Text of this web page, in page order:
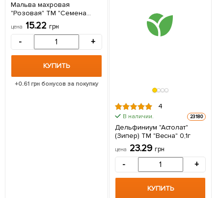
Мальва махровая
"Розовая" ТМ "Семена
Украины" 0.1г
цена 15.22 грн
- +
КУПИТЬ
+0.61 грн бонусов за покупку
4
В наличии. 23180
Дельфиниум "Астолат"
(Зипер) ТМ "Весна" 0,1г
цена 23.29 грн
- +
КУПИТЬ